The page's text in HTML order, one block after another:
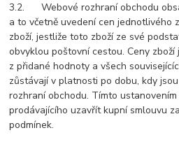
3.2. Webové rozhraní obchodu
a to včetně uvedení cen jednotlivého
zboží, jestliže toto zboží ze své
obvyklou poštovní cestou. Ceny
z přidané hodnoty a všech
zůstávají v platnosti po dobu, kdy
rozhraní obchodu. Tímto
prodávajícího uzavřít kupní smlouvu
podmínek.